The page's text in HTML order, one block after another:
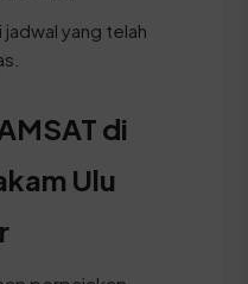
jadwal yang telah
di
Ulu